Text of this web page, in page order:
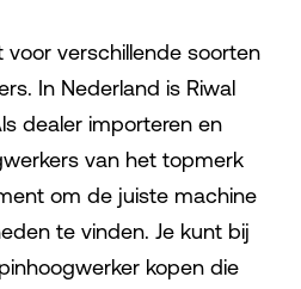
voor verschillende soorten
In Nederland is Riwal
dealer importeren en
van het topmerk
om de juiste machine
te vinden. Je kunt bij
kopen die